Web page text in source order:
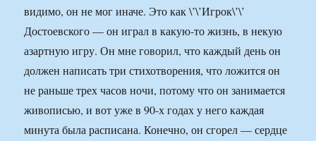
видимо, он не мог иначе. Это как \’\’Игрок\’\’
Достоевского — он играл в какую-то жизнь, в некую
азартную игру. Он мне говорил, что каждый день он
должен написать три стихотворения, что ложится он
не раньше трех часов ночи, потому что он занимается
живописью, и вот уже в 90-х годах у него каждая
минута была расписана. Конечно, он сгорел — сердце